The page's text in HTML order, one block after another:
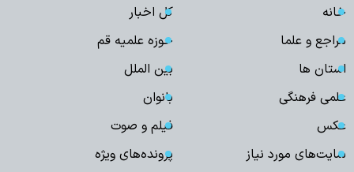
خانه
کل اخبار
مراجع و علما
حوزه علمیه قم
استان ها
بین الملل
علمی فرهنگی
بانوان
عکس
فیلم و صوت
سایت‌های مورد نیاز
پرونده‌های ویژه